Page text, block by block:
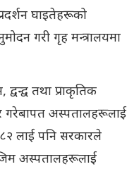
घाइतेहरूको
गरी गृह मन्त्रालयमा
तथा प्राकृतिक
गरेबापत अस्पतालहरूलाई
लाई पनि सरकारले
अस्पतालहरूलाई